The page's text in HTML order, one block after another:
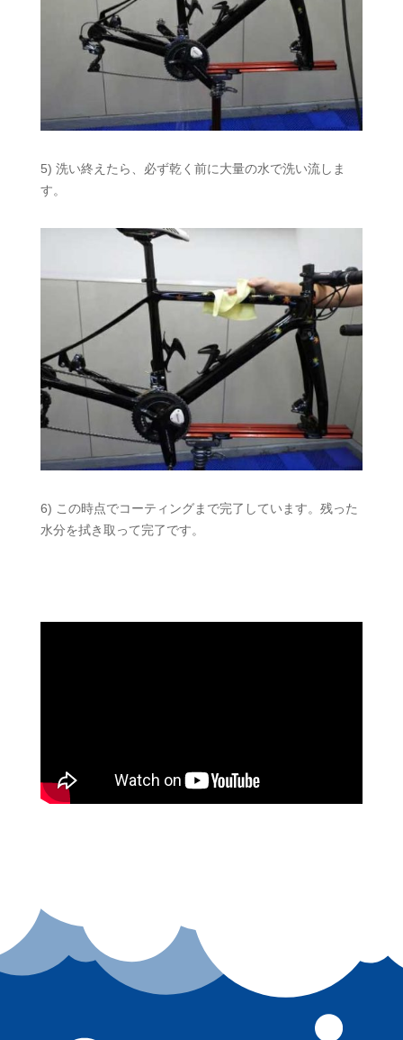
5) 洗い終えたら、必ず乾く前に大量の水で洗い流しま
す。
6) この時点でコーティングまで完了しています。残った
水分を拭き取って完了です。